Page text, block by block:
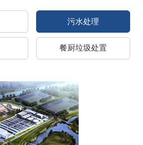
污水处理
餐厨垃圾处置